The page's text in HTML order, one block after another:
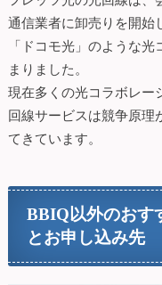
通信業者に卸売りを開始
「ドコモ光」のような
まりました。
現在多くの光コラボレー
回線サービスは競争原理
てきています。
BBIQ以外のおす
とお申し込み先